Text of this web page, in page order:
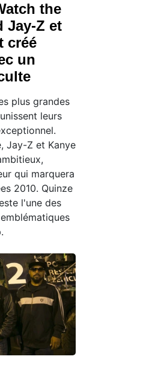
the
Jay-Z et
créé
un
plus grandes
leurs
Jay-Z et Kanye
qui marquera
2010. Quinze
l'une des